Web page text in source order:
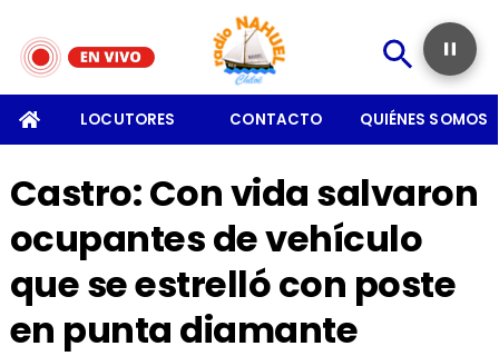
LOCUTORES CONTACTO QUIÉNES SOMOS
Castro: Con vida salvaron
ocupantes de vehículo
que se estrelló con poste
en punta diamante